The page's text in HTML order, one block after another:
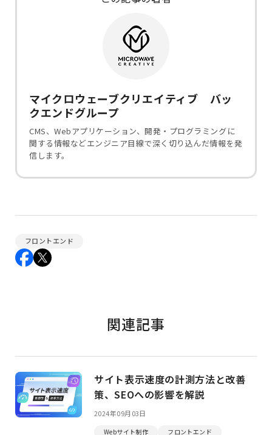
マイクロウェーブクリエイティブ バッ
クエンドグループ
CMS、Webアプリケーション、開発・プログラミングに
関する情報などエンジニア目線で深く切り込んだ情報を発
信します。
フロントエンド
関連記事
サイト表示速度の計測方法と改善
策、SEOへの影響を解説
2024年09月03日
Webサイト制作 フロントエンド